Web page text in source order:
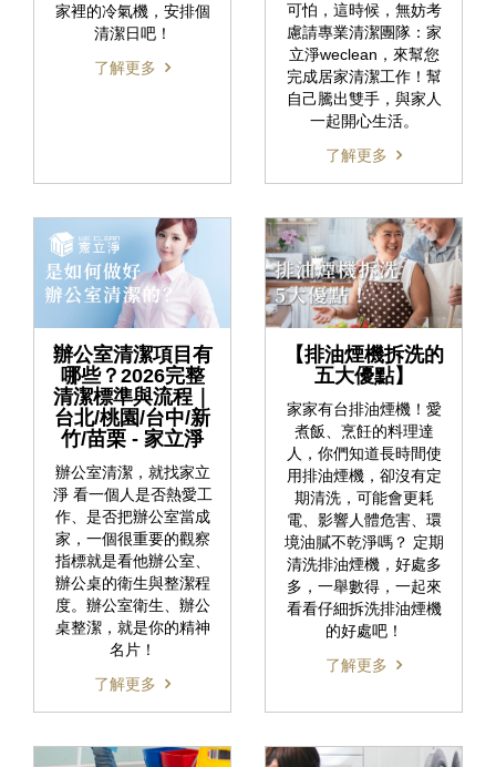
家裡的冷氣機，安排個
清潔日吧！
了解更多
可怕，這時候，無妨考
慮請專業清潔團隊：家
立淨weclean，來幫您
完成居家清潔工作！幫
自己騰出雙手，與家人
一起開心生活。
了解更多
辦公室清潔項目有
哪些？2026完整
清潔標準與流程｜
台北/桃園/台中/新
竹/苗栗 - 家立淨
辦公室清潔，就找家立
淨 看一個人是否熱愛工
作、是否把辦公室當成
家，一個很重要的觀察
指標就是看他辦公室、
辦公桌的衛生與整潔程
度。辦公室衛生、辦公
桌整潔，就是你的精神
名片！
了解更多
【排油煙機拆洗的
五大優點】
家家有台排油煙機！愛
煮飯、烹飪的料理達
人，你們知道長時間使
用排油煙機，卻沒有定
期清洗，可能會更耗
電、影響人體危害、環
境油膩不乾淨嗎？ 定期
清洗排油煙機，好處多
多，一舉數得，一起來
看看仔細拆洗排油煙機
的好處吧！
了解更多